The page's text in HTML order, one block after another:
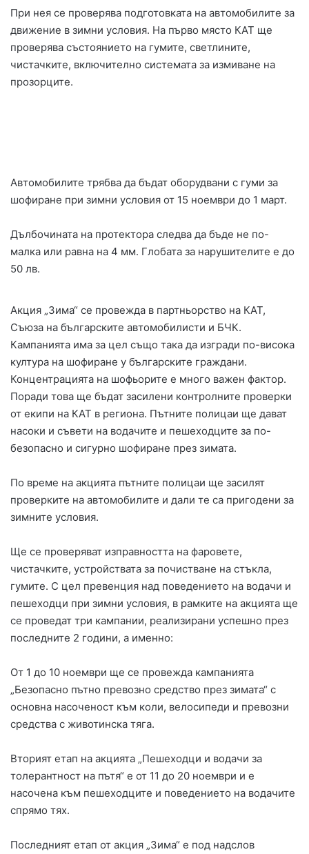
При нея се проверява подготовката на автомобилите за
движение в зимни условия. На първо място КАТ ще
проверява състоянието на гумите, светлините,
чистачките, включително системата за измиване на
прозорците.
Автомобилите трябва да бъдат оборудвани с гуми за
шофиране при зимни условия от 15 ноември до 1 март.
Дълбочината на протектора следва да бъде не по-
малка или равна на 4 мм. Глобата за нарушителите е до
50 лв.
Акция „Зима“ се провежда в партньорство на КАТ,
Съюза на българските автомобилисти и БЧК.
Кампанията има за цел също така да изгради по-висока
култура на шофиране у българските граждани.
Концентрацията на шофьорите е много важен фактор.
Поради това ще бъдат засилени контролните проверки
от екипи на КАТ в региона. Пътните полицаи ще дават
насоки и съвети на водачите и пешеходците за по-
безопасно и сигурно шофиране през зимата.
По време на акцията пътните полицаи ще засилят
проверките на автомобилите и дали те са пригодени за
зимните условия.
Ще се проверяват изправността на фаровете,
чистачките, устройствата за почистване на стъкла,
гумите. С цел превенция над поведението на водачи и
пешеходци при зимни условия, в рамките на акцията ще
се проведат три кампании, реализирани успешно през
последните 2 години, а именно:
От 1 до 10 ноември ще се провежда кампанията
„Безопасно пътно превозно средство през зимата“ с
основна насоченост към коли, велосипеди и превозни
средства с животинска тяга.
Вторият етап на акцията „Пешеходци и водачи за
толерантност на пътя“ е от 11 до 20 ноември и е
насочена към пешеходците и поведението на водачите
спрямо тях.
Последният етап от акция „Зима“ е под надслов